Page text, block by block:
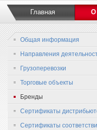
Главная О
Общая информация
Направления
Грузоперевозки
Торговые объекты
Бренды
Сертификаты
Сертификаты